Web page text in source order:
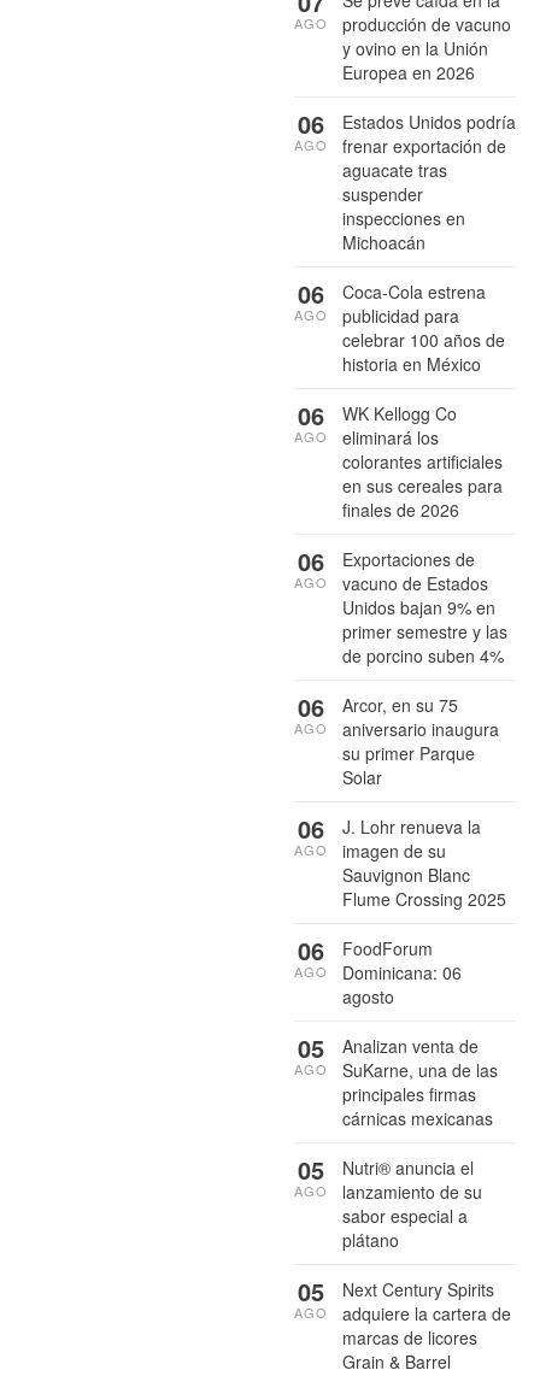
producción de vacuno
y ovino en la Unión
Europea en 2026
AGO
Estados Unidos podría
frenar exportación de
aguacate tras
suspender
inspecciones en
Michoacán
06
AGO
Coca-Cola estrena
publicidad para
celebrar 100 años de
historia en México
06
AGO
WK Kellogg Co
eliminará los
colorantes artificiales
en sus cereales para
finales de 2026
06
AGO
Exportaciones de
vacuno de Estados
Unidos bajan 9% en
primer semestre y las
de porcino suben 4%
06
AGO
Arcor, en su 75
aniversario inaugura
su primer Parque
Solar
06
AGO
J. Lohr renueva la
imagen de su
Sauvignon Blanc
Flume Crossing 2025
06
AGO
FoodForum
Dominicana: 06
agosto
06
AGO
Analizan venta de
SuKarne, una de las
principales firmas
cárnicas mexicanas
05
AGO
Nutri® anuncia el
lanzamiento de su
sabor especial a
plátano
05
AGO
Next Century Spirits
adquiere la cartera de
marcas de licores
Grain & Barrel
05
AGO